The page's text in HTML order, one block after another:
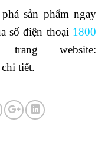
sản phẩm ngay
số điện thoại 1800
website:
tiết.